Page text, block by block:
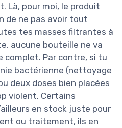
Là, pour moi, le produit
de ne pas avoir tout
tes masses filtrantes à
aucune bouteille ne va
complet. Par contre, si tu
bactérienne (nettoyage
deux doses bien placées
violent. Certains
en stock juste pour
ou traitement, ils en